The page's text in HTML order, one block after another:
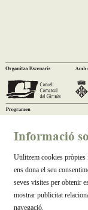
Informació
Utilitzem cookies pròpies
ens dona el seu
seves visites per obtenir
mostrar publicitat
navegació.